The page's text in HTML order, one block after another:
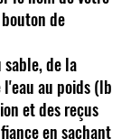
de
de la
au poids (lb
et des reçus
en sachant